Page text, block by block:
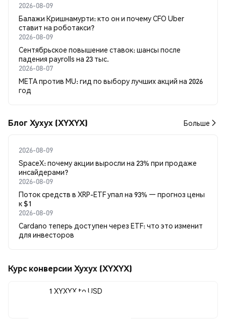
2026-08-09
Балажи Кришнамурти: кто он и почему CFO Uber
ставит на роботакси?
2026-08-09
Сентябрьское повышение ставок: шансы после
падения payrolls на 23 тыс.
2026-08-07
META против MU: гид по выбору лучших акций на 2026
год
Блог Xyxyx (XYXYX) Больше
2026-08-09
SpaceX: почему акции выросли на 23% при продаже
инсайдерами?
2026-08-09
Поток средств в XRP-ETF упал на 93% — прогноз цены
к $1
2026-08-09
Cardano теперь доступен через ETF: что это изменит
для инвесторов
Курс конверсии Xyxyx (XYXYX)
1 XYXYX to USD